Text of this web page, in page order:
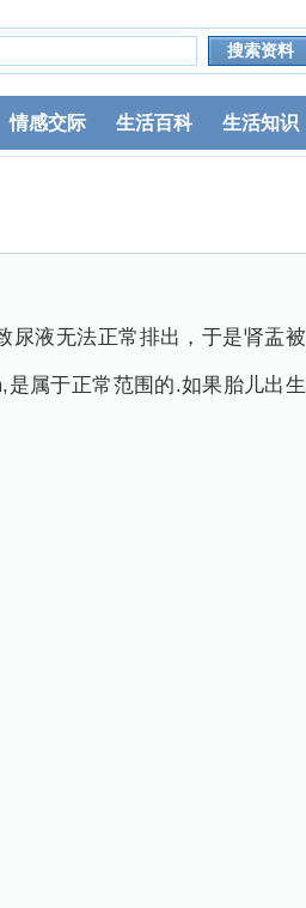
情感交际 生活百科 生活知识
尿液无法正常排出，于是肾盂被
属于正常范围的.如果胎儿出生